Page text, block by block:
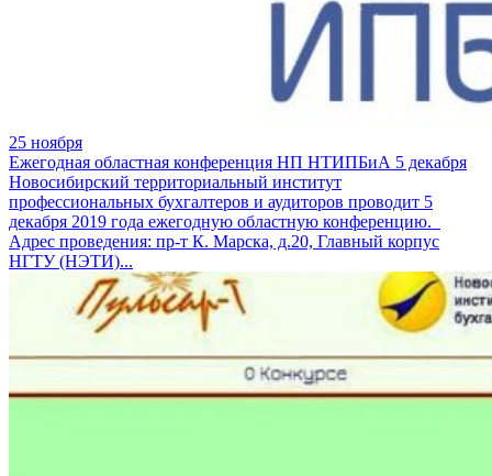
25 ноября
Ежегодная областная конференция НП НТИПБиА 5 декабря
Новосибирский территориальный институт
профессиональных бухгалтеров и аудиторов проводит 5
декабря 2019 года ежегодную областную конференцию.
Адрес проведения: пр-т К. Марска, д.20, Главный корпус
НГТУ (НЭТИ)...